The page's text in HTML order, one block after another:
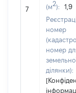
7 (м2):
1,9
номер
номер
ділянки):